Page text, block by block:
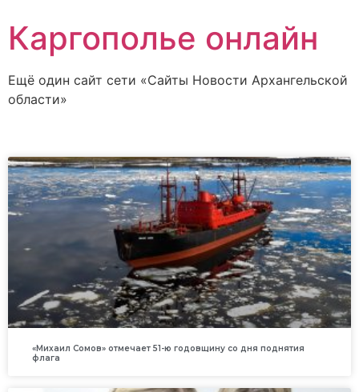
Каргополье онлайн
Ещё один сайт сети «Сайты Новости Архангельской
области»
«Михаил Сомов» отмечает 51-ю годовщину со дня поднятия
флага